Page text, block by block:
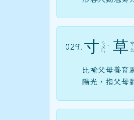
029. 寸 ㄘ
ㄨ
ㄣ
ˋ 草 ㄘ
ㄠ
比喻父母養育
陽光，指父母